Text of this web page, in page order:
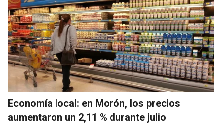
Economía local: en Morón, los precios
aumentaron un 2,11 % durante julio